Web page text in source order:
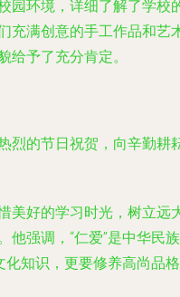
环境，详细了解了学校
充满创意的手工作品和艺
予了充分肯定。
烈的节日祝贺，向辛勤耕
美好的学习时光，树立远
强调，“仁爱”是中华民
知识，更要修养高尚品格